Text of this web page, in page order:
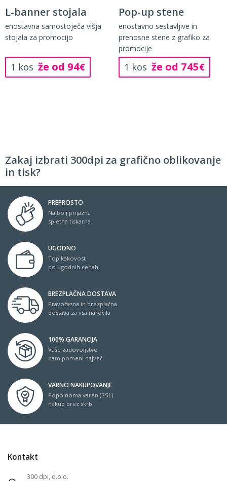
L-banner stojala
enostavna samostoječa višja
stojala za promocijo
1 kos že od 94€
Pop-up stene
enostavno sestavljive in
prenosne stene z grafiko za
promocije
1 kos že od 745€
Zakaj izbrati 300dpi za grafično oblikovanje
in tisk?
PREPROSTO
Najbolj prijazna
spletna tiskarna
UGODNO
Top kakovost
po ugodnih cenah
BREZPLAČNA DOSTAVA
Pravočasna in brezplačna
dostava za vsa naročila
100% GARANCIJA
Vaše zadovoljstvo
nam pomeni največ
VARNO NAKUPOVANJE
Popolnoma varen (SSL)
nakup brez skrbi
Kontakt
300 dpi, d.o.o.